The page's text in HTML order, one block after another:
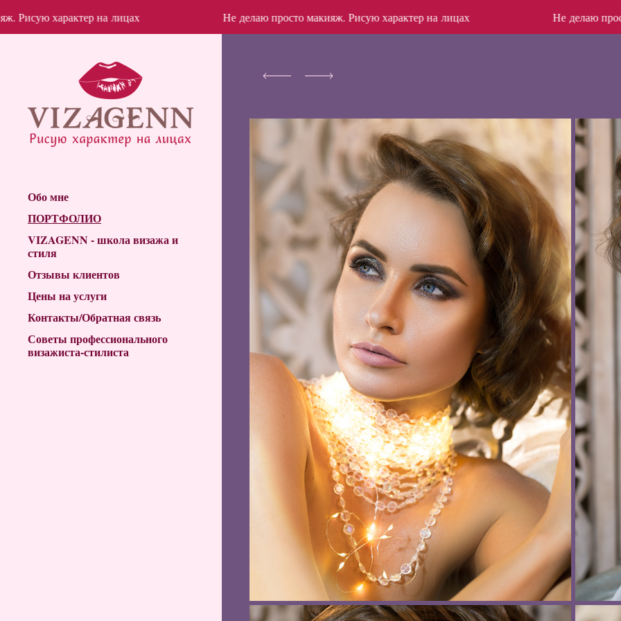
Обо мне
ПОРТФОЛИО
VIZAGENN - школа визажа и
стиля
Отзывы клиентов
Цены на услуги
Контакты/Обратная связь
Советы профессионального
визажиста-стилиста
"Dior", фотограф Елена Антоненко, г. Нижний Новгород
на лицах Не делаю просто макияж. Рисую характер на лицах Не делаю просто макияж.